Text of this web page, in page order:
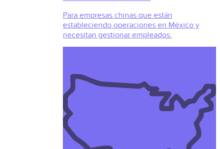
Para empresas chinas que están
estableciendo operaciones en México y
necesitan gestionar empleados.